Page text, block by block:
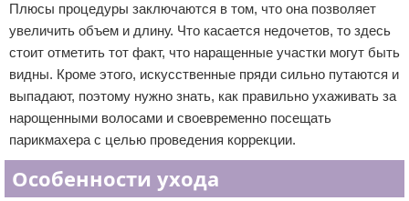
Плюсы процедуры заключаются в том, что она позволяет
увеличить объем и длину. Что касается недочетов, то здесь
стоит отметить тот факт, что наращенные участки могут быть
видны. Кроме этого, искусственные пряди сильно путаются и
выпадают, поэтому нужно знать, как правильно ухаживать за
нарощенными волосами и своевременно посещать
парикмахера с целью проведения коррекции.
Особенности ухода